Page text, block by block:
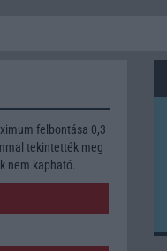
felbontása 0,3
tekintették meg
nem kapható.